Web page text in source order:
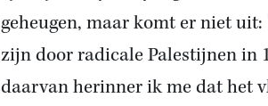
geheugen, maar komt er niet
zijn door radicale Palestijnen in
daarvan herinner ik me dat het